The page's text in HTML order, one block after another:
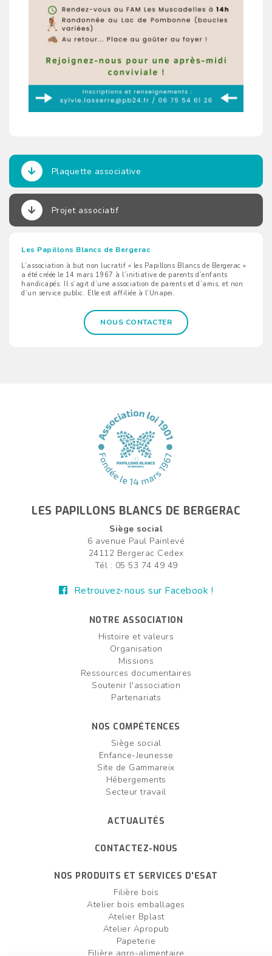
Plaquette associative
Projet associatif
Les Papillons Blancs de Bergerac
L’association à but non lucratif « les Papillons Blancs de Bergerac »
a été créée le 14 mars 1967 à l’initiative de parents d’enfants
handicapés. Il s’agit d’une association de parents et d’amis, et non
d’un service public. Elle est affiliée à l’Unapei.
NOUS CONTACTER
LES PAPILLONS BLANCS DE BERGERAC
Siège social
6 avenue Paul Painlevé
24112 Bergerac Cedex
Tél : 05 53 74 49 49
Retrouvez-nous sur Facebook !
NOTRE ASSOCIATION
Histoire et valeurs
Organisation
Missions
Ressources documentaires
Soutenir l'association
Partenariats
NOS COMPÉTENCES
Siège social
Enfance-Jeunesse
Site de Gammareix
Hébergements
Secteur travail
ACTUALITÉS
CONTACTEZ-NOUS
NOS PRODUITS ET SERVICES D'ESAT
Filière bois
Atelier bois emballages
Atelier Bplast
Atelier Apropub
Papeterie
Filière agro-alimentaire